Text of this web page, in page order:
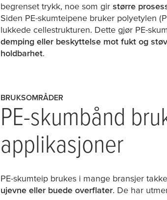
begrenset trykk, noe som gir større
Siden PE-skumteipene bruker polyetylen
lukkede cellestrukturen. Dette gjør PE-
demping eller beskyttelse mot fukt og støv
holdbarhet.
BRUKSOMRÅDER
PE-skumbånd
applikasjoner
PE-skumteip brukes i mange bransjer
ujevne eller buede overflater. De har